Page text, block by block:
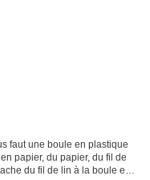
faut une boule en plastique
papier, du papier, du fil de
du fil de lin à la boule en